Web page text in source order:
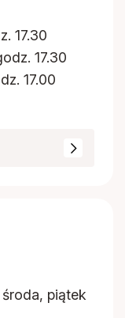
17.30
17.30
17.00
piątek